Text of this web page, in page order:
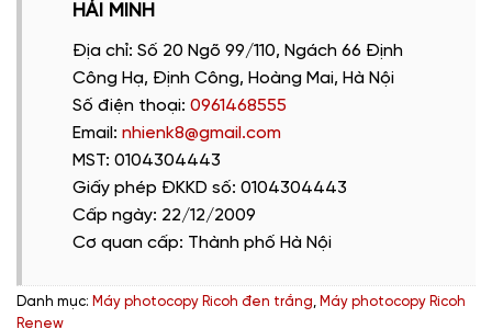
HẢI MINH
Địa chỉ: Số 20 Ngõ 99/110, Ngách 66 Định
Công Hạ, Định Công, Hoàng Mai, Hà Nội
Số điện thoại: 0961468555
Email: nhienk8@gmail.com
MST: 0104304443
Giấy phép ĐKKD số: 0104304443
Cấp ngày: 22/12/2009
Cơ quan cấp: Thành phố Hà Nội
Danh mục: Máy photocopy Ricoh đen trắng, Máy photocopy Ricoh
Renew